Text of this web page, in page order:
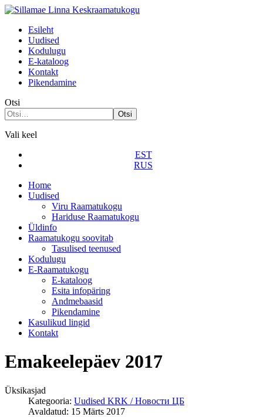
Esileht
Uudised
Kodulugu
Е-kataloog
Kontakt
Pikendamine
Otsi
Otsi
Vali keel
EST
RUS
Home
Uudised
Viru Raamatukogu
Hariduse Raamatukogu
Üldinfo
Raamatukogu soovitab
Tasulised teenused
Kodulugu
E-Raamatukogu
Е-kataloog
Esita infopäring
Andmebaasid
Pikendamine
Kasulikud lingid
Kontakt
Emakeelepäev 2017
Üksikasjad
Kategooria: Uudised KRK / Новости ЦБ
Avaldatud: 15 Märts 2017